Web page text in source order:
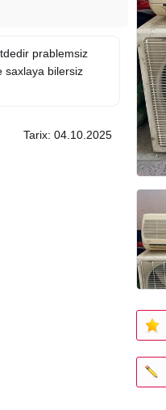
prablemsiz
saxlaya bilersiz
Tarix: 04.10.2025